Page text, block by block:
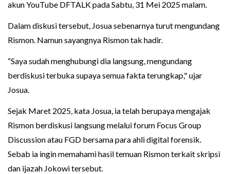
akun YouTube DFTALK pada Sabtu, 31 Mei 2025 malam.
Dalam diskusi tersebut, Josua sebenarnya turut mengundang
Rismon. Namun sayangnya Rismon tak hadir.
“Saya sudah menghubungi dia langsung, mengundang
berdiskusi terbuka supaya semua fakta terungkap," ujar
Josua.
Sejak Maret 2025, kata Josua, ia telah berupaya mengajak
Rismon berdiskusi langsung melalui forum Focus Group
Discussion atau FGD bersama para ahli digital forensik.
Sebab ia ingin memahami hasil temuan Rismon terkait skripsi
dan ijazah Jokowi tersebut.